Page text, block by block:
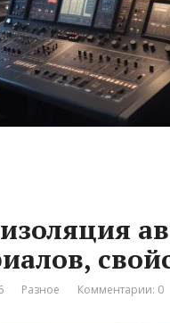
Разное Комментарии: 0